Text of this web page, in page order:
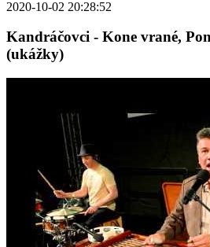
2020-10-02 20:28:52
Kandráčovci - Kone vrané,
(ukážky)